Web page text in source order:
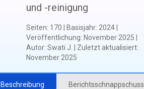
und -reinigung
Seiten: 170 Basisjahr: 2024
Veröffentlichung: November 2025
Autor: Swati J. Zuletzt aktualisiert:
November 2025
Beschreibung Berichtsschnappschuss